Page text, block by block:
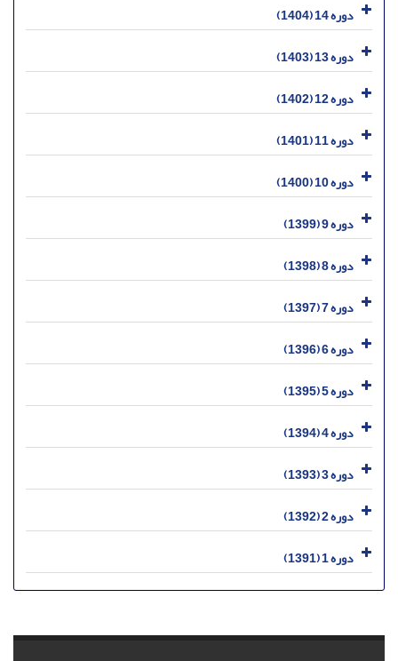
دوره 14 (1404)
دوره 13 (1403)
دوره 12 (1402)
دوره 11 (1401)
دوره 10 (1400)
دوره 9 (1399)
دوره 8 (1398)
دوره 7 (1397)
دوره 6 (1396)
دوره 5 (1395)
دوره 4 (1394)
دوره 3 (1393)
دوره 2 (1392)
دوره 1 (1391)